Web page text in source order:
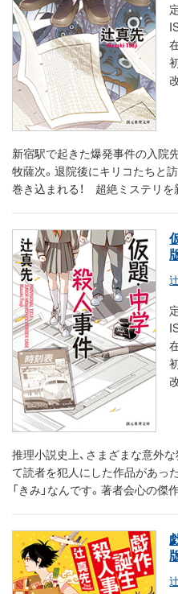
新宿駅で起きた爆発事件の入院
牧薩次。退院後にキリコたちと
巻き込まれる！ 超絶ミステリを
推理小説史上、さまざまな意外
て読者を犯人にした作品があっ
「きみ」なんです。著者会心の傑